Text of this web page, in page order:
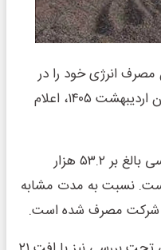
انرژی خود را در
بازه زمانی ابتدای سال مالی تا پایان اردیبهشت ۱۴۰۵، اعلام
این شرکت در بازه زمانی تحت بررسی بالغ بر ۵۳.۲ هزار
نسبت به مدت مشابه
شرکت مصرف شده است.